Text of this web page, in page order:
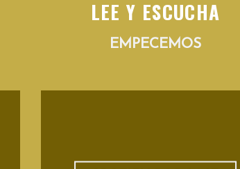
LEE Y ESCUCHA
EMPECEMOS